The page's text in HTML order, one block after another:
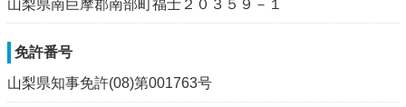
山梨県南巨摩郡南部町福士２０３５９－１
免許番号
山梨県知事免許(08)第001763号